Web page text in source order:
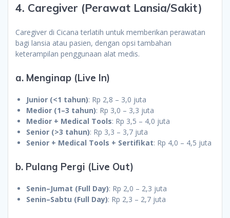
4. Caregiver (Perawat Lansia/Sakit)
Caregiver di Cicana terlatih untuk memberikan perawatan
bagi lansia atau pasien, dengan opsi tambahan
keterampilan penggunaan alat medis.
a. Menginap (Live In)
Junior (<1 tahun): Rp 2,8 – 3,0 juta
Medior (1–3 tahun): Rp 3,0 – 3,3 juta
Medior + Medical Tools: Rp 3,5 – 4,0 juta
Senior (>3 tahun): Rp 3,3 – 3,7 juta
Senior + Medical Tools + Sertifikat: Rp 4,0 – 4,5 juta
b. Pulang Pergi (Live Out)
Senin–Jumat (Full Day): Rp 2,0 – 2,3 juta
Senin–Sabtu (Full Day): Rp 2,3 – 2,7 juta